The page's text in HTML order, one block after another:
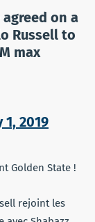
on a
Russell to
max
1, 2019
Golden State !
rejoint les